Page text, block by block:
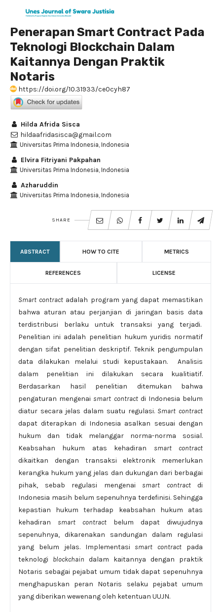
Penerapan Smart Contract Pada
Teknologi Blockchain Dalam
Kaitannya Dengan Praktik
Notaris
https://doi.org/10.31933/ce0cyh87
Hilda Afrida Sisca
hildaafridasisca@gmail.com
Universitas Prima Indonesia, Indonesia
Elvira Fitriyani Pakpahan
Universitas Prima Indonesia, Indonesia
Azharuddin
Universitas Prima Indonesia, Indonesia
SHARE
ABSTRACT HOW TO CITE METRICS
REFERENCES LICENSE
Smart contract adalah program yang dapat memastikan
bahwa aturan atau perjanjian di jaringan basis data
terdistribusi berlaku untuk transaksi yang terjadi.
Penelitian ini adalah penelitian hukum yuridis normatif
dengan sifat penelitian deskriptif. Teknik pengumpulan
data dilakukan melalui studi kepustakaan. Analisis
dalam penelitian ini dilakukan secara kualitiatif.
Berdasarkan hasil penelitian ditemukan bahwa
pengaturan mengenai smart contractdi Indonesia belum
diatur secara jelas dalam suatu regulasi. Smart contract
dapat diterapkan di Indonesia asalkan sesuai dengan
hukum dan tidak melanggar norma-norma sosial.
Keabsahan hukum atas kehadiran smart contract
dikaitkan dengan transaksi elektronik memerlukan
kerangka hukum yang jelas dan dukungan dari berbagai
pihak, sebab regulasi mengenai smart contractdi
Indonesia masih belum sepenuhnya terdefinisi. Sehingga
kepastian hukum terhadap keabsahan hukum atas
kehadiran smart contract belum dapat diwujudnya
sepenuhnya, dikarenakan sandungan dalam regulasi
yang belum jelas. Implementasi smart contract pada
teknologi blockchain dalam kaitannya dengan praktik
Notaris sebagai pejabat umum tidak dapat sepenuhnya
menghapuskan peran Notaris selaku pejabat umum
yang diberikan wewenang oleh ketentuan UUJN.